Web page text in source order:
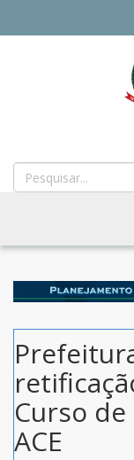
DE
VIANA
ES
Curso de
ACE